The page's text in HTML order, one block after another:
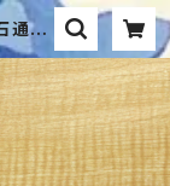
Nid
St
イデ